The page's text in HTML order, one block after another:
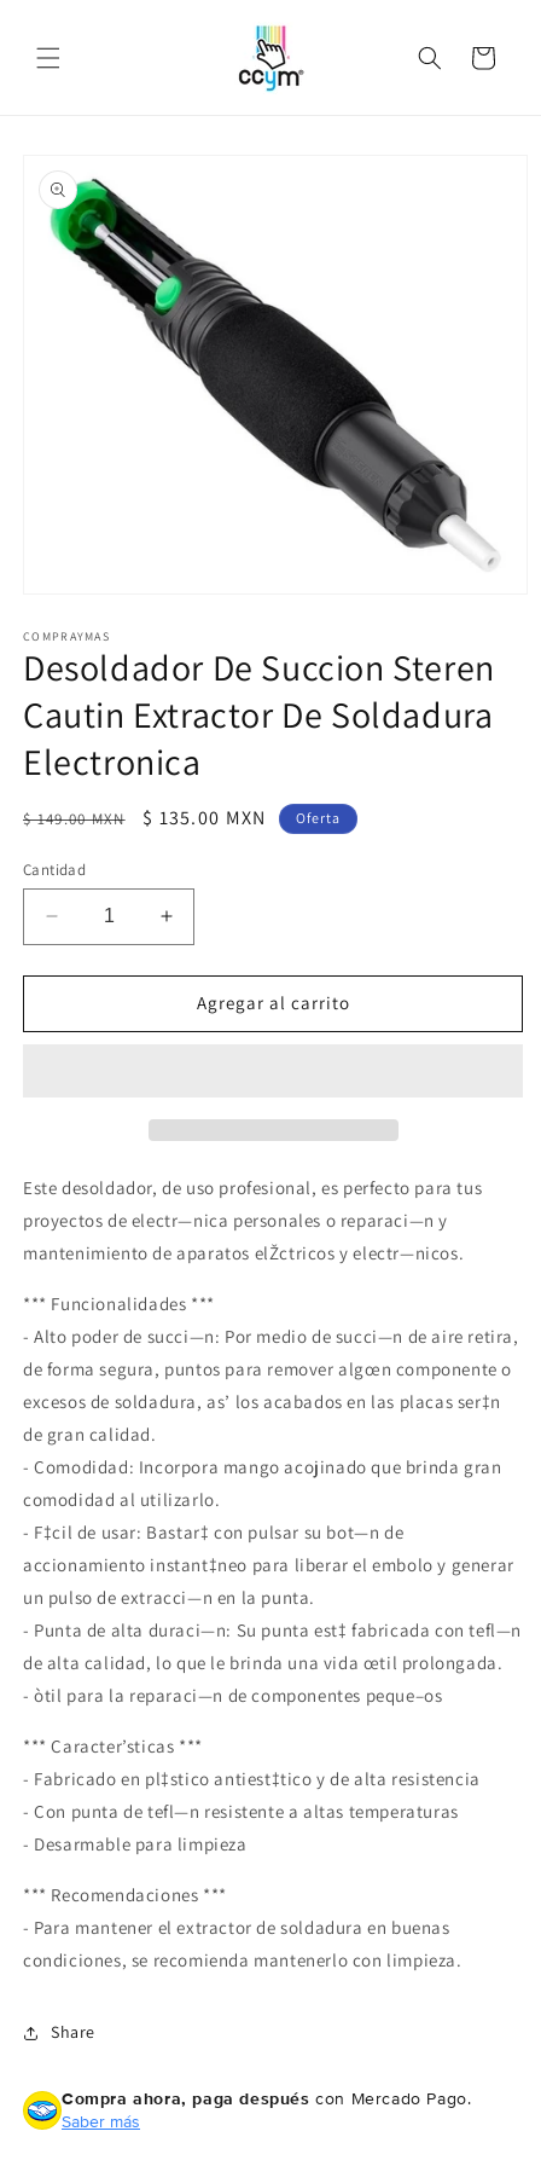
al contenido
Carrito
a la
información
del producto
multimedia
1
en
ventana
modal
COMPRAYMAS
Desoldador De Succion Steren
Cautin Extractor De Soldadura
Electronica
Precio
$ 149.00 MXN
Precio
$ 135.00 MXN Oferta
Cantidad
Reducir
cantidad
para
De
Soldadura
Electronica
Aumentar
cantidad
para
Desoldador
De
Soldadura
Electronica
Agregar al carrito
Este desoldador, de uso profesional, es perfecto para tus
proyectos de electr—nica personales o reparaci—n y
mantenimiento de aparatos elŽctricos y electr—nicos.
*** Funcionalidades ***
- Alto poder de succi—n: Por medio de succi—n de aire retira,
de forma segura, puntos para remover algœn componente o
excesos de soldadura, as’ los acabados en las placas ser‡n
de gran calidad.
- Comodidad: Incorpora mango acojinado que brinda gran
comodidad al utilizarlo.
- F‡cil de usar: Bastar‡ con pulsar su bot—n de
accionamiento instant‡neo para liberar el embolo y generar
un pulso de extracci—n en la punta.
- Punta de alta duraci—n: Su punta est‡ fabricada con tefl—n
de alta calidad, lo que le brinda una vida œtil prolongada.
- òtil para la reparaci—n de componentes peque–os
*** Caracter’sticas ***
- Fabricado en pl‡stico antiest‡tico y de alta resistencia
- Con punta de tefl—n resistente a altas temperaturas
- Desarmable para limpieza
*** Recomendaciones ***
- Para mantener el extractor de soldadura en buenas
condiciones, se recomienda mantenerlo con limpieza.
Share
Compra ahora, paga después con Mercado Pago.
Saber más
Compra ahora y paga a meses
1
pagar con Meses sin Tarjeta.
2 En tu cuenta de Mercado Pago,elige
la cantidad de meses
Paga mes a mes
débito u otros medios.
Crédito sujeto a aprobación.
¿Tienes dudas? Consulta nuestra Ayuda.